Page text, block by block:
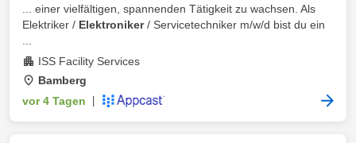
... einer vielfältigen, spannenden Tätigkeit zu wachsen. Als
Elektriker / Elektroniker/ Servicetechniker m/w/d bist du ein
ISS Facility Services
Bamberg
vor 4 Tagen